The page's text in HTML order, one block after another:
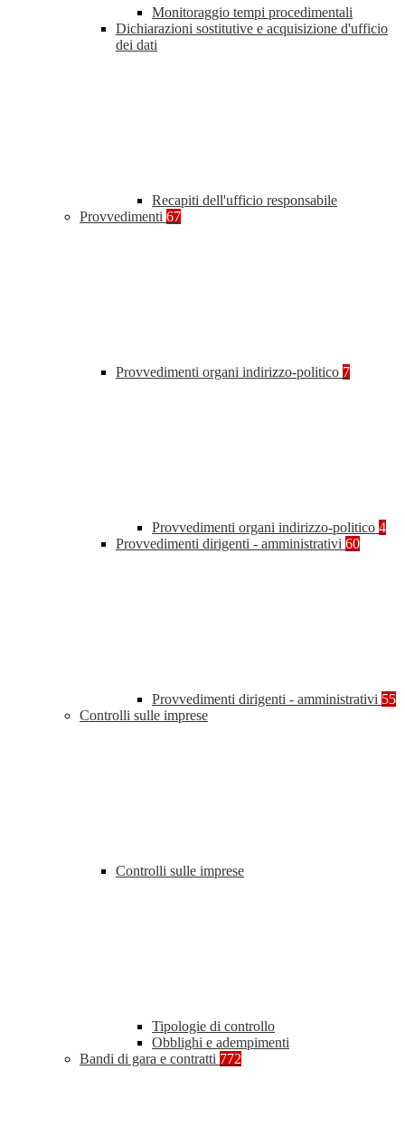
Monitoraggio tempi procedimentali
Dichiarazioni sostitutive e acquisizione d'ufficio
dei dati
Recapiti dell'ufficio responsabile
Provvedimenti 67
Provvedimenti organi indirizzo-politico 7
Provvedimenti organi indirizzo-politico 4
Provvedimenti dirigenti - amministrativi 60
Provvedimenti dirigenti - amministrativi 55
Controlli sulle imprese
Controlli sulle imprese
Tipologie di controllo
Obblighi e adempimenti
Bandi di gara e contratti 772